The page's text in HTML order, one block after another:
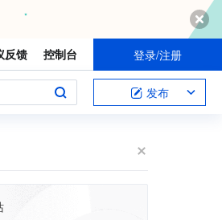
反馈 控制台 登录/注册
发布